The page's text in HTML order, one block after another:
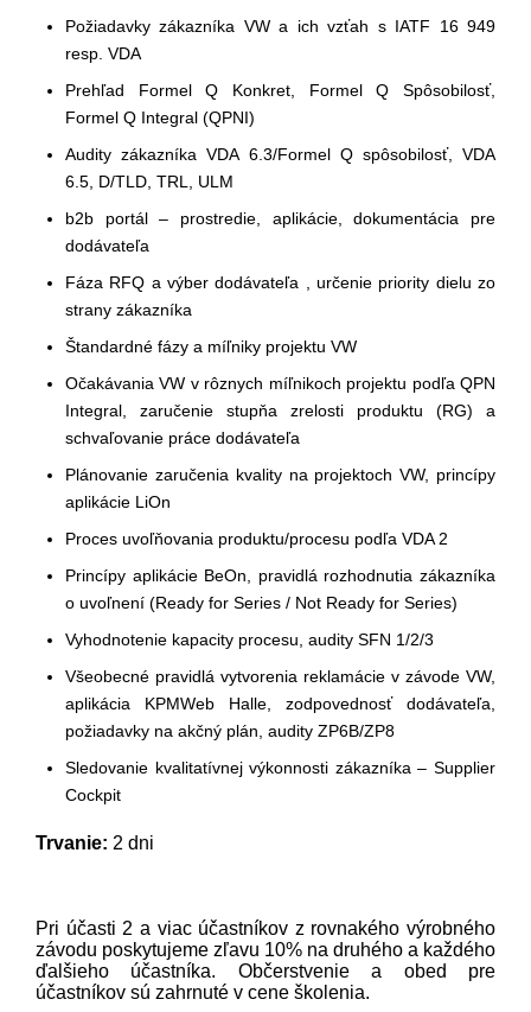
Požiadavky zákazníka VW a ich vzťah s IATF 16 949
resp. VDA
Prehľad Formel Q Konkret, Formel Q Spôsobilosť,
Formel Q Integral (QPNI)
Audity zákazníka VDA 6.3/Formel Q spôsobilosť, VDA
6.5, D/TLD, TRL, ULM
b2b portál – prostredie, aplikácie, dokumentácia pre
dodávateľa
Fáza RFQ a výber dodávateľa , určenie priority dielu zo
strany zákazníka
Štandardné fázy a míľniky projektu VW
Očakávania VW v rôznych míľnikoch projektu podľa QPN
Integral, zaručenie stupňa zrelosti produktu (RG) a
schvaľovanie práce dodávateľa
Plánovanie zaručenia kvality na projektoch VW, princípy
aplikácie LiOn
Proces uvoľňovania produktu/procesu podľa VDA 2
Princípy aplikácie BeOn, pravidlá rozhodnutia zákazníka
o uvoľnení (Ready for Series / Not Ready for Series)
Vyhodnotenie kapacity procesu, audity SFN 1/2/3
Všeobecné pravidlá vytvorenia reklamácie v závode VW,
aplikácia KPMWeb Halle, zodpovednosť dodávateľa,
požiadavky na akčný plán, audity ZP6B/ZP8
Sledovanie kvalitatívnej výkonnosti zákazníka – Supplier
Cockpit
Trvanie: 2 dni
Pri účasti 2 a viac účastníkov z rovnakého výrobného
závodu poskytujeme zľavu 10% na druhého a každého
ďalšieho účastníka. Občerstvenie a obed pre
účastníkov sú zahrnuté v cene školenia.